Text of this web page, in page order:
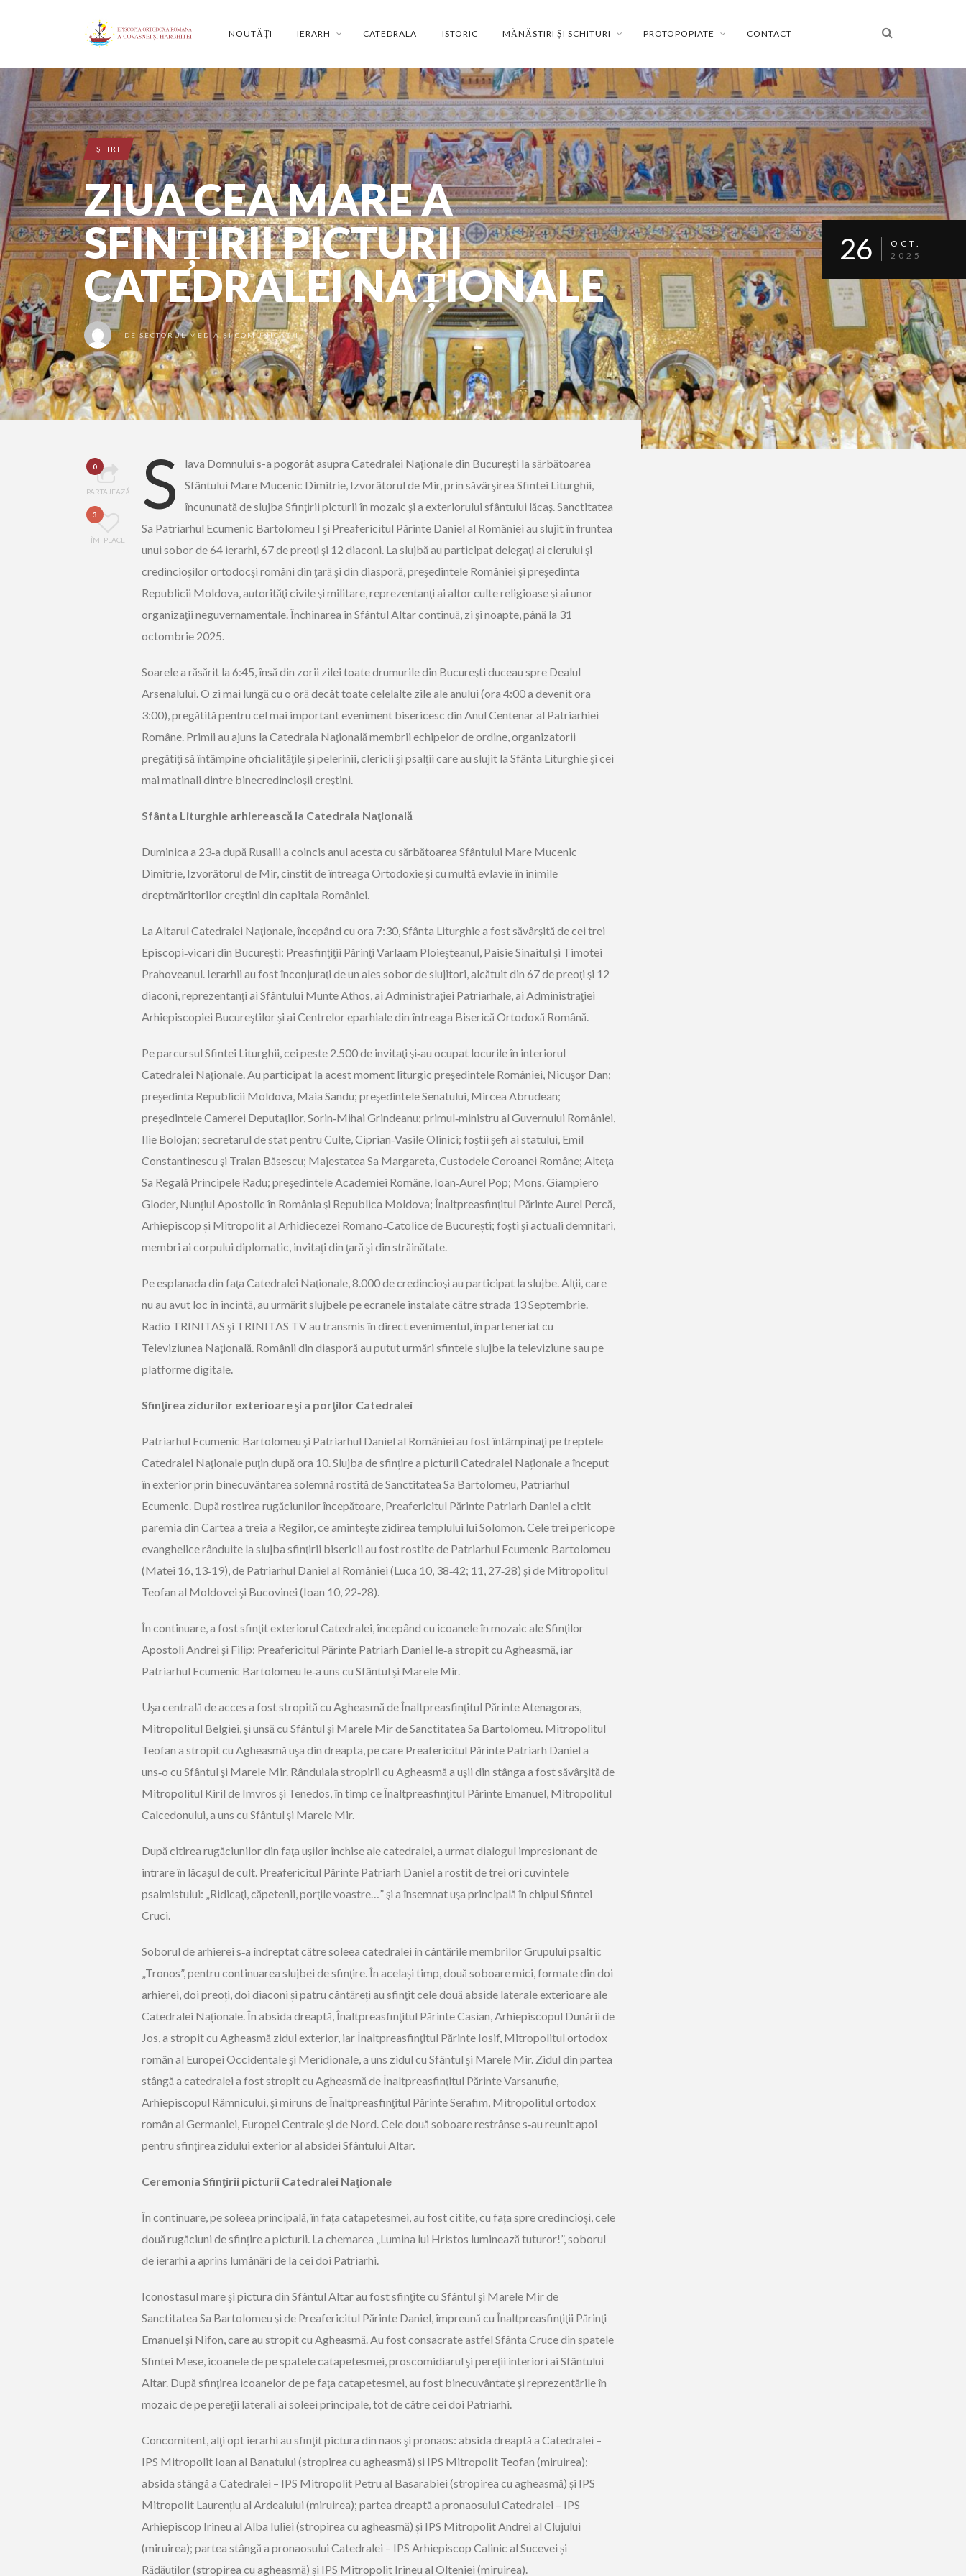
NOUTĂȚI IERARH CATEDRALA ISTORIC MĂNĂSTIRI ȘI SCHITURI PROTOPOPIATE CONTACT
ŞTIRI
ZIUA CEA MARE A
SFINȚIRII PICTURII
CATEDRALEI NAȚIONALE
DE SECTORUL MEDIA ȘI COMUNICAȚII
26
OCT.
2025
0
PARTAJEAZĂ
3
ÎMI PLACE
S
lava Domnului s-a pogorât asupra Catedralei Naţionale din Bucureşti la sărbătoarea
Sfântului Mare Mucenic Dimitrie, Izvorâtorul de Mir, prin săvârşirea Sfintei Liturghii,
încununată de slujba Sfinţirii picturii în mozaic şi a exteriorului sfântului lăcaş. Sanctitatea
Sa Patriarhul Ecumenic Bartolomeu I şi Preafericitul Părinte Daniel al României au slujit în fruntea
unui sobor de 64 ierarhi, 67 de preoţi şi 12 diaconi. La slujbă au participat delegaţi ai clerului şi
credincioşilor ortodocşi români din ţară şi din diasporă, preşedintele României şi preşedinta
Republicii Moldova, autorităţi civile şi militare, reprezentanţi ai altor culte religioase şi ai unor
organizaţii neguvernamentale. Închinarea în Sfântul Altar continuă, zi şi noapte, până la 31
octombrie 2025.
Soarele a răsărit la 6:45, însă din zorii zilei toate drumurile din Bucureşti duceau spre Dealul
Arsenalului. O zi mai lungă cu o oră decât toate celelalte zile ale anului (ora 4:00 a devenit ora
3:00), pregătită pentru cel mai important eveniment bisericesc din Anul Centenar al Patriarhiei
Române. Primii au ajuns la Catedrala Naţională membrii echipelor de ordine, organizatorii
pregătiţi să întâmpine oficialităţile şi pelerinii, clericii şi psalţii care au slujit la Sfânta Liturghie şi cei
mai matinali dintre binecredincioşii creştini.
Sfânta Liturghie arhierească la Catedrala Naţională
Duminica a 23‑a după Rusalii a coincis anul acesta cu sărbătoarea Sfântului Mare Mucenic
Dimitrie, Izvorâtorul de Mir, cinstit de întreaga Ortodoxie şi cu multă evlavie în inimile
dreptmăritorilor creştini din capitala României.
La Altarul Catedralei Naţionale, începând cu ora 7:30, Sfânta Liturghie a fost săvârşită de cei trei
Episcopi‑vicari din Bucureşti: Preasfinţiţii Părinţi Varlaam Ploieşteanul, Paisie Sinaitul şi Timotei
Prahoveanul. Ierarhii au fost înconjuraţi de un ales sobor de slujitori, alcătuit din 67 de preoţi şi 12
diaconi, reprezentanţi ai Sfântului Munte Athos, ai Administraţiei Patriarhale, ai Administraţiei
Arhiepiscopiei Bucureştilor şi ai Centrelor eparhiale din întreaga Biserică Ortodoxă Română.
Pe parcursul Sfintei Liturghii, cei peste 2.500 de invitaţi şi‑au ocupat locurile în interiorul
Catedralei Naţionale. Au participat la acest moment liturgic preşedintele României, Nicuşor Dan;
preşedinta Republicii Moldova, Maia Sandu; preşedintele Senatului, Mircea Abrudean;
preşedintele Camerei Deputaţilor, Sorin‑Mihai Grindeanu; primul‑ministru al Guvernului României,
Ilie Bolojan; secretarul de stat pentru Culte, Ciprian‑Vasile Olinici; foştii şefi ai statului, Emil
Constantinescu şi Traian Băsescu; Majestatea Sa Margareta, Custodele Coroanei Române; Alteţa
Sa Regală Principele Radu; preşedintele Academiei Române, Ioan‑Aurel Pop; Mons. Giampiero
Gloder, Nunțiul Apostolic în România şi Republica Moldova; Înaltpreasfinţitul Părinte Aurel Percă,
Arhiepiscop și Mitropolit al Arhidiecezei Romano‑Catolice de București; foşti şi actuali demnitari,
membri ai corpului diplomatic, invitaţi din ţară şi din străinătate.
Pe esplanada din faţa Catedralei Naţionale, 8.000 de credincioşi au participat la slujbe. Alţii, care
nu au avut loc în incintă, au urmărit slujbele pe ecranele instalate către strada 13 Septembrie.
Radio TRINITAS şi TRINITAS TV au transmis în direct evenimentul, în parteneriat cu
Televiziunea Naţională. Românii din diasporă au putut urmări sfintele slujbe la televiziune sau pe
platforme digitale.
Sfinţirea zidurilor exterioare şi a porţilor Catedralei
Patriarhul Ecumenic Bartolomeu şi Patriarhul Daniel al României au fost întâmpinaţi pe treptele
Catedralei Naţionale puţin după ora 10. Slujba de sfințire a picturii Catedralei Naționale a început
în exterior prin binecuvântarea solemnă rostită de Sanctitatea Sa Bartolomeu, Patriarhul
Ecumenic. După rostirea rugăciunilor începătoare, Preafericitul Părinte Patriarh Daniel a citit
paremia din Cartea a treia a Regilor, ce aminteşte zidirea templului lui Solomon. Cele trei pericope
evanghelice rânduite la slujba sfinţirii bisericii au fost rostite de Patriarhul Ecumenic Bartolomeu
(Matei 16, 13‑19), de Patriarhul Daniel al României (Luca 10, 38‑42; 11, 27‑28) şi de Mitropolitul
Teofan al Moldovei şi Bucovinei (Ioan 10, 22‑28).
În continuare, a fost sfinţit exteriorul Catedralei, începând cu icoanele în mozaic ale Sfinţilor
Apostoli Andrei şi Filip: Preafericitul Părinte Patriarh Daniel le‑a stropit cu Agheasmă, iar
Patriarhul Ecumenic Bartolomeu le‑a uns cu Sfântul şi Marele Mir.
Uşa centrală de acces a fost stropită cu Agheasmă de Înaltpreasfinţitul Părinte Atenagoras,
Mitropolitul Belgiei, şi unsă cu Sfântul şi Marele Mir de Sanctitatea Sa Bartolomeu. Mitropolitul
Teofan a stropit cu Agheasmă uşa din dreapta, pe care Preafericitul Părinte Patriarh Daniel a
uns‑o cu Sfântul şi Marele Mir. Rânduiala stropirii cu Agheasmă a uşii din stânga a fost săvârşită de
Mitropolitul Kiril de Imvros şi Tenedos, în timp ce Înaltpreasfinţitul Părinte Emanuel, Mitropolitul
Calcedonului, a uns cu Sfântul şi Marele Mir.
După citirea rugăciunilor din faţa uşilor închise ale catedralei, a urmat dialogul impresionant de
intrare în lăcaşul de cult. Preafericitul Părinte Patriarh Daniel a rostit de trei ori cuvintele
psalmistului: „Ridicaţi, căpetenii, porţile voastre…” şi a însemnat uşa principală în chipul Sfintei
Cruci.
Soborul de arhierei s‑a îndreptat către soleea catedralei în cântările membrilor Grupului psaltic
„Tronos”, pentru continuarea slujbei de sfinţire. În același timp, două soboare mici, formate din doi
arhierei, doi preoți, doi diaconi și patru cântăreți au sfinţit cele două abside laterale exterioare ale
Catedralei Naționale. În absida dreaptă, Înaltpreasfinţitul Părinte Casian, Arhiepiscopul Dunării de
Jos, a stropit cu Agheasmă zidul exterior, iar Înaltpreasfinţitul Părinte Iosif, Mitropolitul ortodox
român al Europei Occidentale şi Meridionale, a uns zidul cu Sfântul şi Marele Mir. Zidul din partea
stângă a catedralei a fost stropit cu Agheasmă de Înaltpreasfinţitul Părinte Varsanufie,
Arhiepiscopul Râmnicului, şi miruns de Înaltpreasfinţitul Părinte Serafim, Mitropolitul ortodox
român al Germaniei, Europei Centrale şi de Nord. Cele două soboare restrânse s‑au reunit apoi
pentru sfinţirea zidului exterior al absidei Sfântului Altar.
Ceremonia Sfinţirii picturii Catedralei Naţionale
În continuare, pe soleea principală, în fața catapetesmei, au fost citite, cu fața spre credincioși, cele
două rugăciuni de sfințire a picturii. La chemarea „Lumina lui Hristos luminează tuturor!”, soborul
de ierarhi a aprins lumânări de la cei doi Patriarhi.
Iconostasul mare şi pictura din Sfântul Altar au fost sfinţite cu Sfântul şi Marele Mir de
Sanctitatea Sa Bartolomeu şi de Preafericitul Părinte Daniel, împreună cu Înaltpreasfinţiţii Părinţi
Emanuel şi Nifon, care au stropit cu Agheasmă. Au fost consacrate astfel Sfânta Cruce din spatele
Sfintei Mese, icoanele de pe spatele catapetesmei, proscomidiarul şi pereţii interiori ai Sfântului
Altar. După sfinţirea icoanelor de pe faţa catapetesmei, au fost binecuvântate şi reprezentările în
mozaic de pe pereţii laterali ai soleei principale, tot de către cei doi Patriarhi.
Concomitent, alţi opt ierarhi au sfinţit pictura din naos şi pronaos: absida dreaptă a Catedralei –
IPS Mitropolit Ioan al Banatului (stropirea cu agheasmă) și IPS Mitropolit Teofan (miruirea);
absida stângă a Catedralei – IPS Mitropolit Petru al Basarabiei (stropirea cu agheasmă) și IPS
Mitropolit Laurențiu al Ardealului (miruirea); partea dreaptă a pronaosului Catedralei – IPS
Arhiepiscop Irineu al Alba Iuliei (stropirea cu agheasmă) și IPS Mitropolit Andrei al Clujului
(miruirea); partea stângă a pronaosului Catedralei – IPS Arhiepiscop Calinic al Sucevei și
Rădăuților (stropirea cu agheasmă) și IPS Mitropolit Irineu al Olteniei (miruirea).